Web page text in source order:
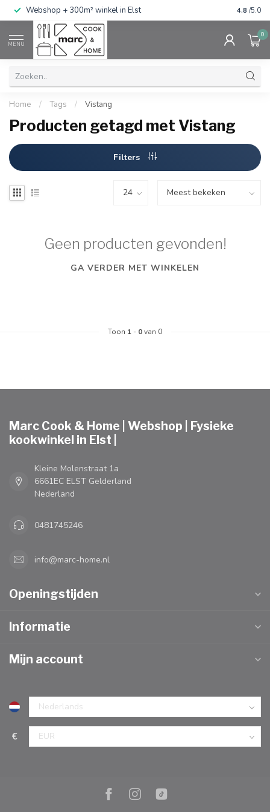
Webshop + 300m² winkel in Elst Gratis
4.8 /5.0
MENU
0
Home / Tags / Vistang
Producten getagd met Vistang
Filters
Geen producten gevonden!
GA VERDER MET WINKELEN
Toon 1 - 0van 0
Marc Cook & Home | Webshop | Fysieke
kookwinkel in Elst |
Kleine Molenstraat 1a
6661EC ELST Gelderland
Nederland
0481745246
info@marc-home.nl
Openingstijden
Informatie
Mijn account
€